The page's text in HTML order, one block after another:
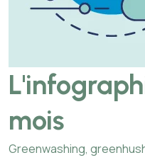
mois
Greenwashing,